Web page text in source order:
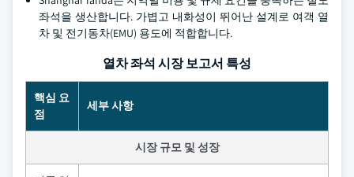
좌석을 생산합니다. 가볍고 내화성이 뛰어난 설계로 여객 열
차 및 전기동차(EMU) 용도에 적합합니다.
열차 좌석 시장 보고서 특성
핵심 요
점
세부 사항
시장 규모 및 성장